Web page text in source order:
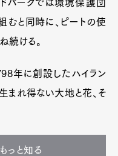
ドパークでは環境保護団
むと同時に、ピートの使
続ける。
年に創設したハイラン
まれ得ない大地と花、そ
っと知る